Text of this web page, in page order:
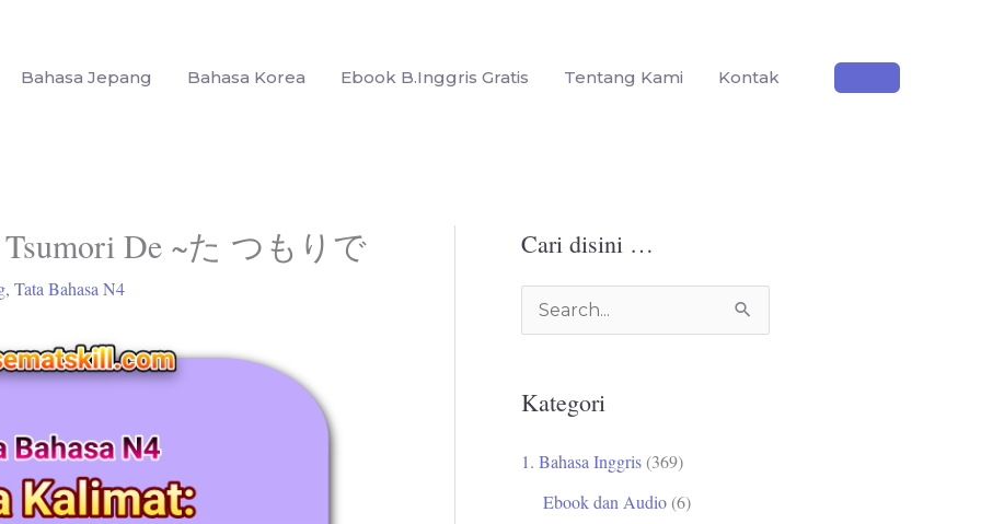
Bahasa Jepang Bahasa Korea Ebook B.Inggris Gratis Tentang Kami Kontak
Tsumori De ~た つもりで
, Tata Bahasa N4
Cari disini …
i
u
Kategori
1. Bahasa Inggris (369)
Ebook dan Audio (6)